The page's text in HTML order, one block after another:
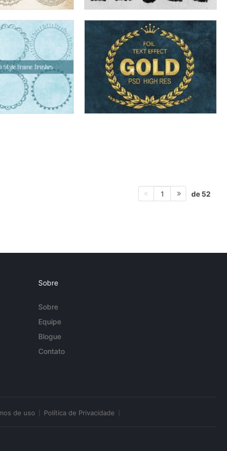
1 de 52
Sobre
Sobre
Equipe
Blogue
Contato
de uso Política de Privacidade